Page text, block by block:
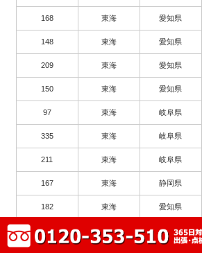
168 東海 愛知県
148 東海 愛知県
209 東海 愛知県
150 東海 愛知県
97 東海 岐阜県
335 東海 岐阜県
211 東海 岐阜県
167 東海 静岡県
182 東海 愛知県
263 東海 愛知県